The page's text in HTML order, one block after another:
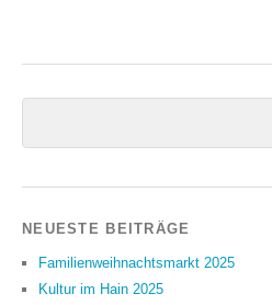
NEUESTE BEITRÄGE
Familienweihnachtsmarkt 2025
Kultur im Hain 2025